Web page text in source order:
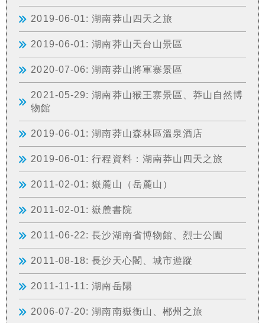
2019-06-01: 湖南莽山四天之旅
2019-06-01: 湖南莽山天台山景區
2020-07-06: 湖南莽山將軍寨景區
2021-05-29: 湖南莽山猴王寨景區、莽山自然博
物館
2019-06-01: 湖南莽山森林區溫泉酒店
2019-06-01: 行程資料：湖南莽山四天之旅
2011-02-01: 嶽麓山（岳麓山）
2011-02-01: 嶽麓書院
2011-06-22: 長沙湖南省博物館、烈士公園
2011-08-18: 長沙天心閣、城市遊蹤
2011-11-11: 湖南岳陽
2006-07-20: 湖南南嶽衡山、郴州之旅